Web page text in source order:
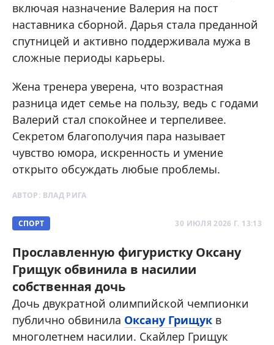
включая назначение Валерия на пост
наставника сборной. Дарья стала преданной
спутницей и активно поддерживала мужа в
сложные периоды карьеры.
Жена тренера уверена, что возрастная
разница идет семье на пользу, ведь с годами
Валерий стал спокойнее и терпеливее.
Секретом благополучия пара называет
чувство юмора, искренность и умение
открыто обсуждать любые проблемы.
АВТОР: ВЛАД РИГА
СПОРТ 30 ИЮЛЯ 2026 Г. 13:13
Прославленную фигуристку Оксану
Грищук обвинила в насилии
собственная дочь
Дочь двукратной олимпийской чемпионки
публично обвинила Оксану Грищук в
многолетнем насилии. Скайлер Грищук